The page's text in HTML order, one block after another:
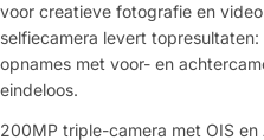
voor creatieve fotografie en
selfiecamera levert
opnames met voor- en
eindeloos.
200MP triple-camera met OIS en